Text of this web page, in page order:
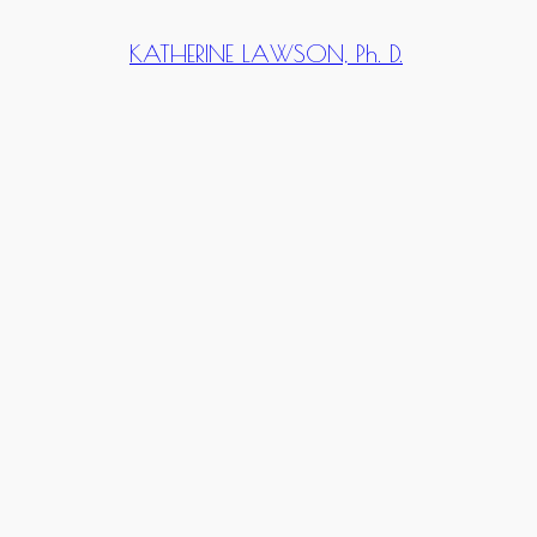
KATHERINE LAWSON, Ph. D.